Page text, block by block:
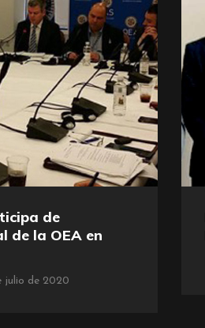
de
de la OEA en
julio de 2020